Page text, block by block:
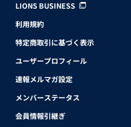
LIONS BUSINESS
利用規約
特定商取引に基づく表示
ユーザープロフィール
速報メルマガ設定
メンバーステータス
会員情報引継ぎ